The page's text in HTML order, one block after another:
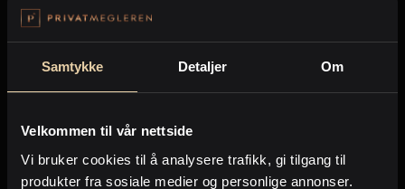
Samtykke Detaljer Om
Velkommen til vår nettside
Vi bruker cookies til å analysere trafikk, gi tilgang til
produkter fra sosiale medier og personlige annonser.